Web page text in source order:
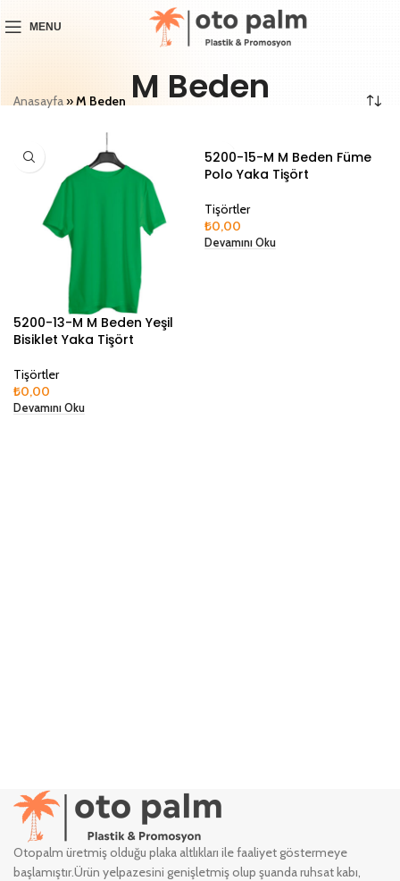
MENU
M Beden
Anasayfa»M Beden
5200-13-M M Beden Yeşil
Bisiklet Yaka Tişört
Tişörtler
₺0,00
Devamını Oku
5200-15-M M Beden Füme
Polo Yaka Tişört
Tişörtler
₺0,00
Devamını Oku
Otopalm üretmiş olduğu plaka altlıkları ile faaliyet göstermeye
başlamıştır.Ürün yelpazesini genişletmiş olup şuanda ruhsat kabı,